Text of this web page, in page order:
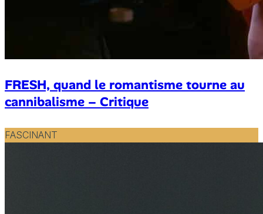
FRESH, quand le romantisme tourne au
cannibalisme – Critique
FASCINANT